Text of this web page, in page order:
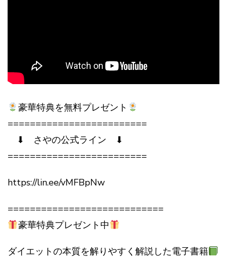
豪華特典を無料プレゼント
=========================
⬇︎ さやの公式ライン ⬇︎
=========================
https://lin.ee/vMFBpNw
============================
豪華特典プレゼント中
ダイエットの本質を解りやすく解説した電子書籍